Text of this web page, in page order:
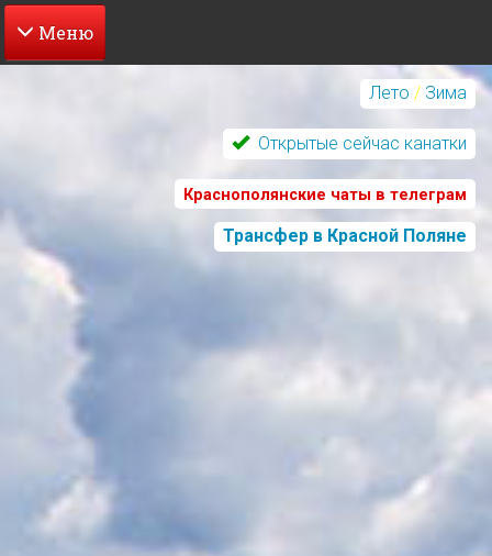
Перейти
Лето / Зима
Открытые сейчас канатки
Краснополянские чаты в телеграм
Трансфер в Красной Поляне